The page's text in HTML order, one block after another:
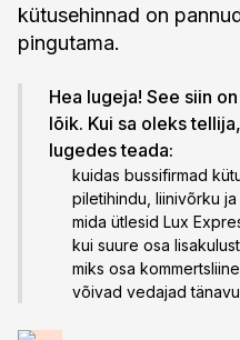
kütusehinnad on
pingutama.
Hea lugeja! See siin
lõik. Kui sa oleks
lugedes teada:
kuidas bussifirmad
piletihindu, liinivõrku
mida ütlesid Lux
kui suure osa
miks osa
võivad vedajad